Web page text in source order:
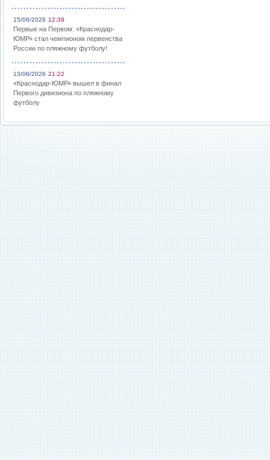
15/06/2026 12:39
Первые на Первом: «Краснодар-
ЮМР» стал чемпионом первенства
России по пляжному футболу!
13/06/2026 21:22
«Краснодар-ЮМР» вышел в финал
Первого дивизиона по пляжному
футболу